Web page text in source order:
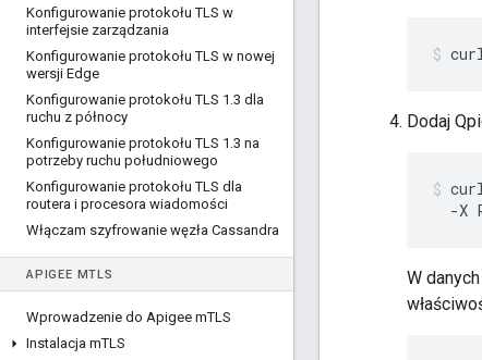
Konfigurowanie protokołu TLS w
interfejsie zarządzania
Konfigurowanie protokołu TLS w nowej
wersji Edge
Konfigurowanie protokołu TLS 1 .3 dla
ruchu z północy
Konfigurowanie protokołu TLS 1 .3 na
potrzeby ruchu południowego
Konfigurowanie protokołu TLS dla
routera i procesora wiadomości
Włączam szyfrowanie węzła Cassandra
APIGEE MTLS
Wprowadzenie do Apigee mTLS
Instalacja mTLS
Dodaj
-X
W